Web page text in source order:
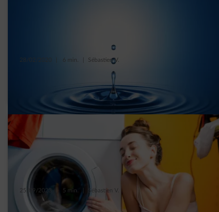
28/02/2020 6 min. Sébastien V.
Le vrai et le faux sur notre consommation
25/09/2023 5 min. Sébastien V.
6 conseils pour mieux utiliser son lave-linge